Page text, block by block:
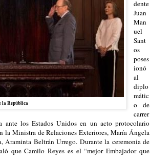
la República
dente
Juan
Man
uel
Sant
os
poses
ionó
al
diplo
mátic
o de
carrer
ante los Estados Unidos en un acto protocolario
la Ministra de Relaciones Exteriores, María Ángela
Beltrán Urrego. Durante la ceremonia de
que Camilo Reyes es el “mejor Embajador que